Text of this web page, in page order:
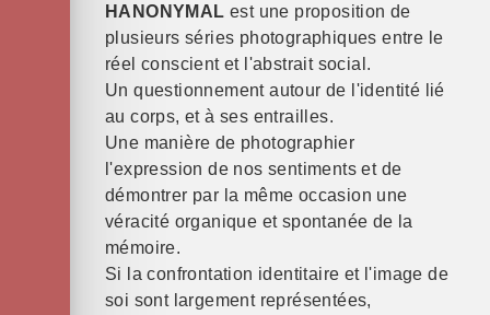
HANONYMAL est une proposition de
plusieurs séries photographiques entre le
réel conscient et l'abstrait social.
Un questionnement autour de l'identité lié
au corps, et à ses entrailles.
Une manière de photographier
l'expression de nos sentiments et de
démontrer par la même occasion une
véracité organique et spontanée de la
mémoire.
Si la confrontation identitaire et l'image de
soi sont largement représentées,